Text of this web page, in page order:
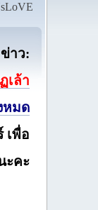
ข่าว:
เล้า
หมด
เพื่อ
ะคะ